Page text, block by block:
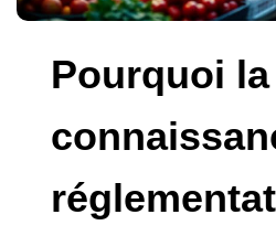
Pourquoi la